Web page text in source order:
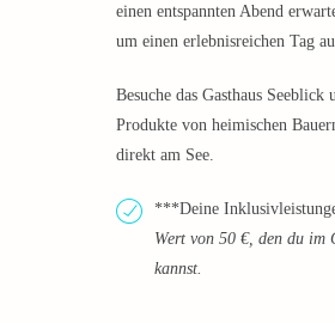
einen entspannten Abend
um einen erlebnisreichen Tag
Besuche das Gasthaus
Produkte von heimischen
direkt am See.
***Deine
Wert von 50 €, den du im
kannst.